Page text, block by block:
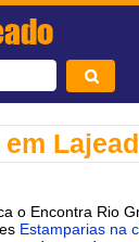
o Encontra Rio
Estamparias na